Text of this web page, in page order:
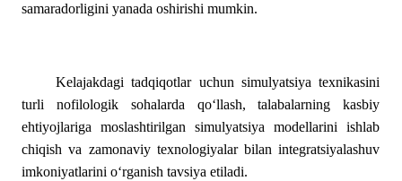
samaradorligini yanada oshirishi mumkin.
Kelajakdagi tadqiqotlar uchun simulyatsiya texnikasini
turli nofilologik sohalarda qo‘llash, talabalarning kasbiy
ehtiyojlariga moslashtirilgan simulyatsiya modellarini ishlab
chiqish va zamonaviy texnologiyalar bilan integratsiyalashuv
imkoniyatlarini o‘rganish tavsiya etiladi.